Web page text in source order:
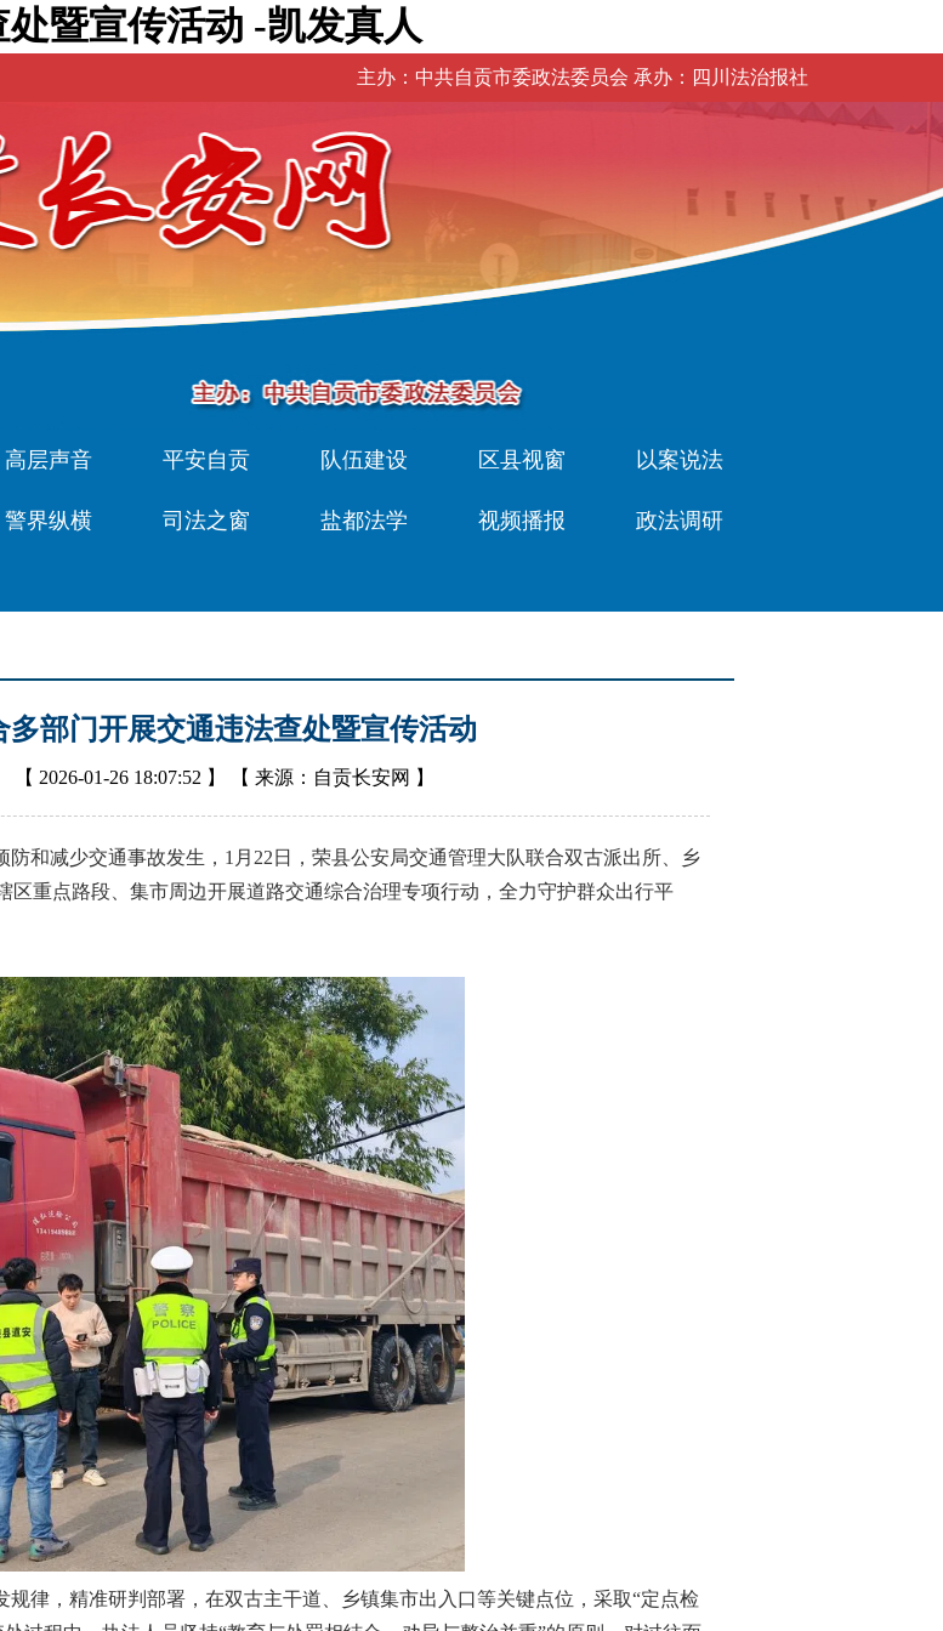
暨宣传活动 -凯发真人
主办：中共自贡市委政法委员会 承办：四川法治报社
高层声音 平安自贡 队伍建设 区县视窗 以案说法
警界纵横 司法之窗 盐都法学 视频播报 政法调研
部门开展交通违法查处暨宣传活动
【 2026-01-26 18:07:52 】 【 来源：自贡长安网 】
减少交通事故发生，1月22日，荣县公安局交通管理大队联合双古派出所、乡
区重点路段、集市周边开展道路交通综合治理专项行动，全力守护群众出行平
，精准研判部署，在双古主干道、乡镇集市出入口等关键点位，采取“定点检